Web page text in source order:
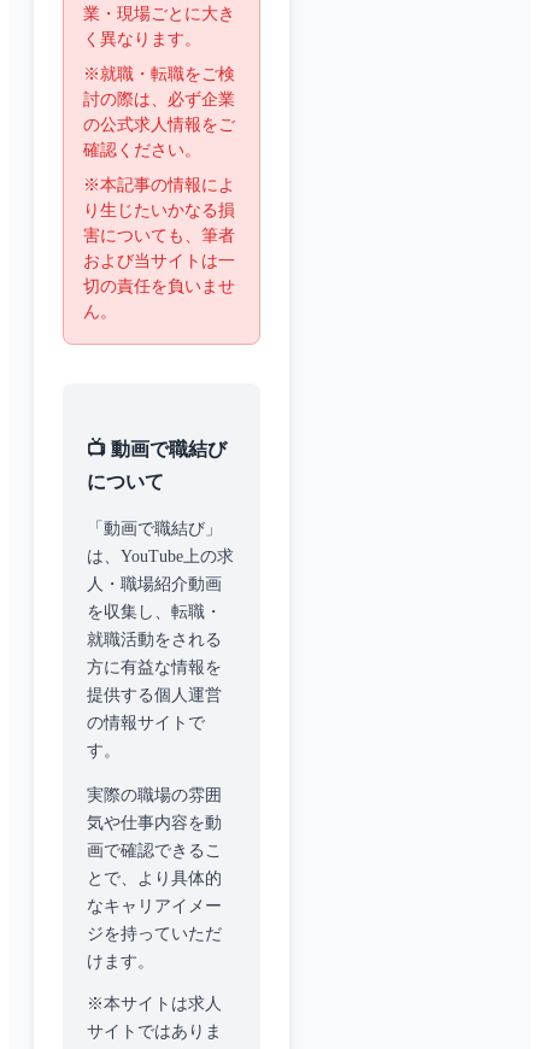
業・現場ごとに大き
く異なります。
※就職・転職をご検
討の際は、必ず企業
の公式求人情報をご
確認ください。
※本記事の情報によ
り生じたいかなる損
害についても、筆者
および当サイトは一
切の責任を負いませ
ん。
📺 動画で職結び
について
「動画で職結び」
は、YouTube上の求
人・職場紹介動画
を収集し、転職・
就職活動をされる
方に有益な情報を
提供する個人運営
の情報サイトで
す。
実際の職場の雰囲
気や仕事内容を動
画で確認できるこ
とで、より具体的
なキャリアイメー
ジを持っていただ
けます。
※本サイトは求人
サイトではありま